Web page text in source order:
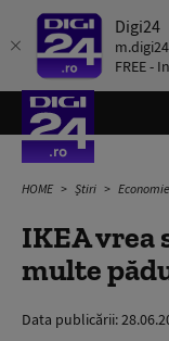
Digi24
FREE -
HOME Știri Economie
IKEA vrea
multe
Data publicării: